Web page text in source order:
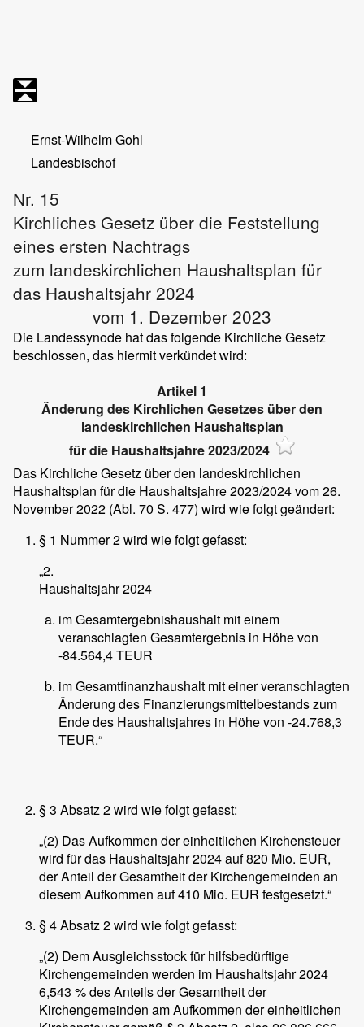
Ernst-Wilhelm Gohl
Landesbischof
Nr. 15
Kirchliches Gesetz über die Feststellung
eines ersten Nachtrags
zum landeskirchlichen Haushaltsplan für
das Haushaltsjahr 2024
vom 1. Dezember 2023
Die Landessynode hat das folgende Kirchliche Gesetz
beschlossen, das hiermit verkündet wird:
Artikel 1
Änderung des Kirchlichen Gesetzes über den
landeskirchlichen Haushaltsplan
für die Haushaltsjahre 2023/2024
Das Kirchliche Gesetz über den landeskirchlichen
Haushaltsplan für die Haushaltsjahre 2023/2024 vom 26.
November 2022 (Abl. 70 S. 477) wird wie folgt geändert:
§ 1 Nummer 2 wird wie folgt gefasst:
„2.
Haushaltsjahr 2024
im Gesamtergebnishaushalt mit einem
veranschlagten Gesamtergebnis in Höhe von
-84.564,4 TEUR
im Gesamtfinanzhaushalt mit einer veranschlagten
Änderung des Finanzierungsmittelbestands zum
Ende des Haushaltsjahres in Höhe von -24.768,3
TEUR.“
§ 3 Absatz 2 wird wie folgt gefasst:
„(2) Das Aufkommen der einheitlichen Kirchensteuer
wird für das Haushaltsjahr 2024 auf 820 Mio. EUR,
der Anteil der Gesamtheit der Kirchengemeinden an
diesem Aufkommen auf 410 Mio. EUR festgesetzt.“
§ 4 Absatz 2 wird wie folgt gefasst:
„(2) Dem Ausgleichsstock für hilfsbedürftige
Kirchengemeinden werden im Haushaltsjahr 2024
6,543 % des Anteils der Gesamtheit der
Kirchengemeinden am Aufkommen der einheitlichen